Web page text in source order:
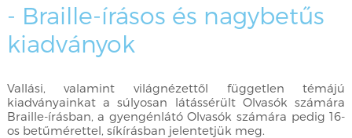
- Braille-írásos és nagybetűs
kiadványok
Vallási, valamint világnézettől független témájú
kiadványainkat a súlyosan látássérült Olvasók számára
Braille-írásban, a gyengénlátó Olvasók számára pedig 16-
os betűmérettel, síkírásban jelentetjük meg.